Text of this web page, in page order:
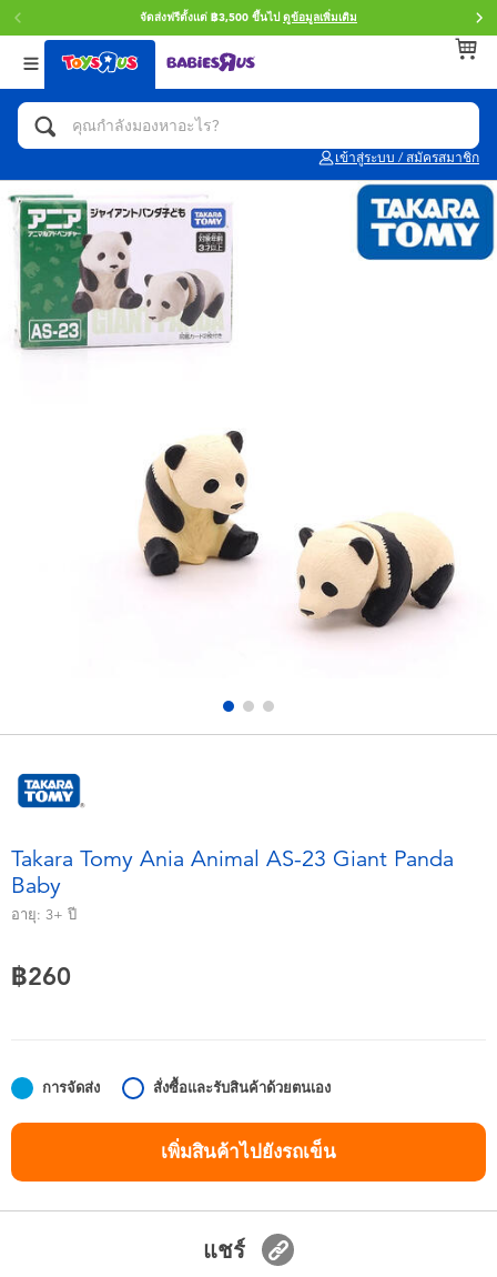
จัดส่งฟรีตั้งแต่ ฿3,500 ขึ้นไป ดูข้อมูลเพิ่มเติม
เข้าสู่ระบบ / สมัครสมาชิก
กลับ
หมวดหมู่
แอคชั่นฟิกเกอร์ และการสวมบทบาทเป็นฮีโร่
ตัวต่อและ LEGO
รถของเล่น, รถบรรทุกของเล่น, รถไฟของเล่น
และรีโมทบังคับ
ตุ๊กตาและของสะสม
อุปกรณ์อิเล็คทรอนิกส์
เกมและพัซเซิล
กิจกรรมกลางแจ้งและกีฬา
แบตเตอรี่
Nintendo Switch
ตัวละครเพี่อการสะสม
กลับ
แบรนด์
Toy Story ทอย สตอรี่
Star Wars
LEGOเลโก้
กลับ
Age
0~2 ปี
5~7 ปี
8~11 ปี
Takara Tomy Ania Animal AS-23 Giant Panda
Baby
อายุ: 3+ ปี
฿260
การจัดส่ง สั่งซื้อและรับสินค้าด้วยตนเอง
เพิ่มสินค้าไปยังรถเข็น
แชร์